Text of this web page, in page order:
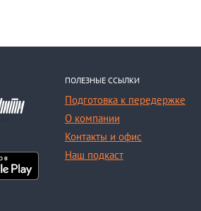
ПОЛЕЗНЫЕ ССЫЛКИ
Подготовка к передержке
О компании
Контакты и офис
Наш подкаст